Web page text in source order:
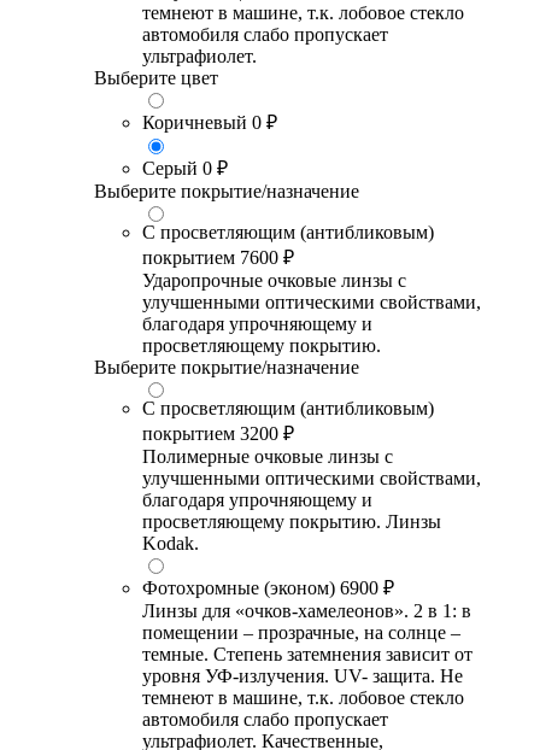
темнеют в машине, т.к. лобовое стекло
автомобиля слабо пропускает
ультрафиолет.
Выберите цвет
Коричневый 0 ₽
Серый 0 ₽
Выберите покрытие/назначение
С просветляющим (антибликовым)
покрытием 7600 ₽
Ударопрочные очковые линзы с
улучшенными оптическими свойствами,
благодаря упрочняющему и
просветляющему покрытию.
Выберите покрытие/назначение
С просветляющим (антибликовым)
покрытием 3200 ₽
Полимерные очковые линзы с
улучшенными оптическими свойствами,
благодаря упрочняющему и
просветляющему покрытию. Линзы
Kodak.
Фотохромные (эконом) 6900 ₽
Линзы для «очков-хамелеонов». 2 в 1: в
помещении – прозрачные, на солнце –
темные. Степень затемнения зависит от
уровня УФ-излучения. UV- защита. Не
темнеют в машине, т.к. лобовое стекло
автомобиля слабо пропускает
ультрафиолет. Качественные,